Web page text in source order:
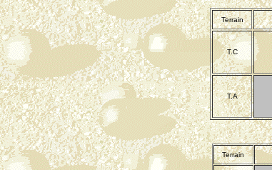
Terrain
T.C
T.A
Terrain